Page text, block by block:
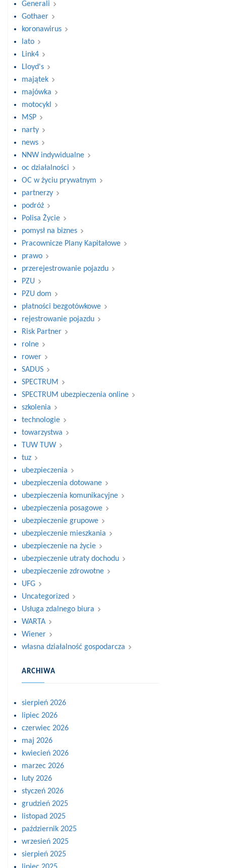
Generali
Gothaer
koronawirus
lato
Link4
Lloyd's
majątek
majówka
motocykl
MSP
narty
news
NNW indywidualne
oc działalności
OC w życiu prywatnym
partnerzy
podróż
Polisa Życie
pomysł na biznes
Pracownicze Plany Kapitałowe
prawo
przerejestrowanie pojazdu
PZU
PZU dom
płatności bezgotówkowe
rejestrowanie pojazdu
Risk Partner
rolne
rower
SADUS
SPECTRUM
SPECTRUM ubezpieczenia online
szkolenia
technologie
towarzystwa
TUW TUW
tuz
ubezpieczenia
ubezpieczenia dotowane
ubezpieczenia komunikacyjne
ubezpieczenia posagowe
ubezpieczenie grupowe
ubezpieczenie mieszkania
ubezpieczenie na życie
ubezpieczenie utraty dochodu
ubezpieczenie zdrowotne
UFG
Uncategorized
Usługa zdalnego biura
WARTA
Wiener
własna działalność gospodarcza
ARCHIWA
sierpień 2026
lipiec 2026
czerwiec 2026
maj 2026
kwiecień 2026
marzec 2026
luty 2026
styczeń 2026
grudzień 2025
listopad 2025
październik 2025
wrzesień 2025
sierpień 2025